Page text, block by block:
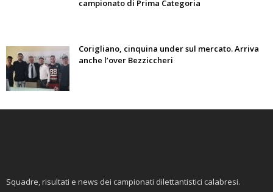
campionato di Prima Categoria
Corigliano, cinquina under sul mercato. Arriva
anche l’over Bezziccheri
Squadre, risultati e news dei campionati dilettantistici calabresi.